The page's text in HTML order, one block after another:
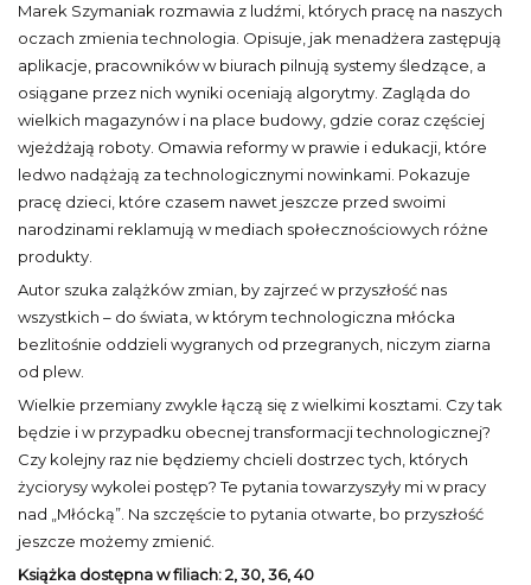
Marek Szymaniak rozmawia z ludźmi, których pracę na naszych
oczach zmienia technologia. Opisuje, jak menadżera zastępują
aplikacje, pracowników w biurach pilnują systemy śledzące, a
osiągane przez nich wyniki oceniają algorytmy. Zagląda do
wielkich magazynów i na place budowy, gdzie coraz częściej
wjeżdżają roboty. Omawia reformy w prawie i edukacji, które
ledwo nadążają za technologicznymi nowinkami. Pokazuje
pracę dzieci, które czasem nawet jeszcze przed swoimi
narodzinami reklamują w mediach społecznościowych różne
produkty.
Autor szuka zalążków zmian, by zajrzeć w przyszłość nas
wszystkich – do świata, w którym technologiczna młócka
bezlitośnie oddzieli wygranych od przegranych, niczym ziarna
od plew.
Wielkie przemiany zwykle łączą się z wielkimi kosztami. Czy tak
będzie i w przypadku obecnej transformacji technologicznej?
Czy kolejny raz nie będziemy chcieli dostrzec tych, których
życiorysy wykolei postęp? Te pytania towarzyszyły mi w pracy
nad „Młócką”. Na szczęście to pytania otwarte, bo przyszłość
jeszcze możemy zmienić.
Książka dostępna w filiach:2, 30, 36, 40